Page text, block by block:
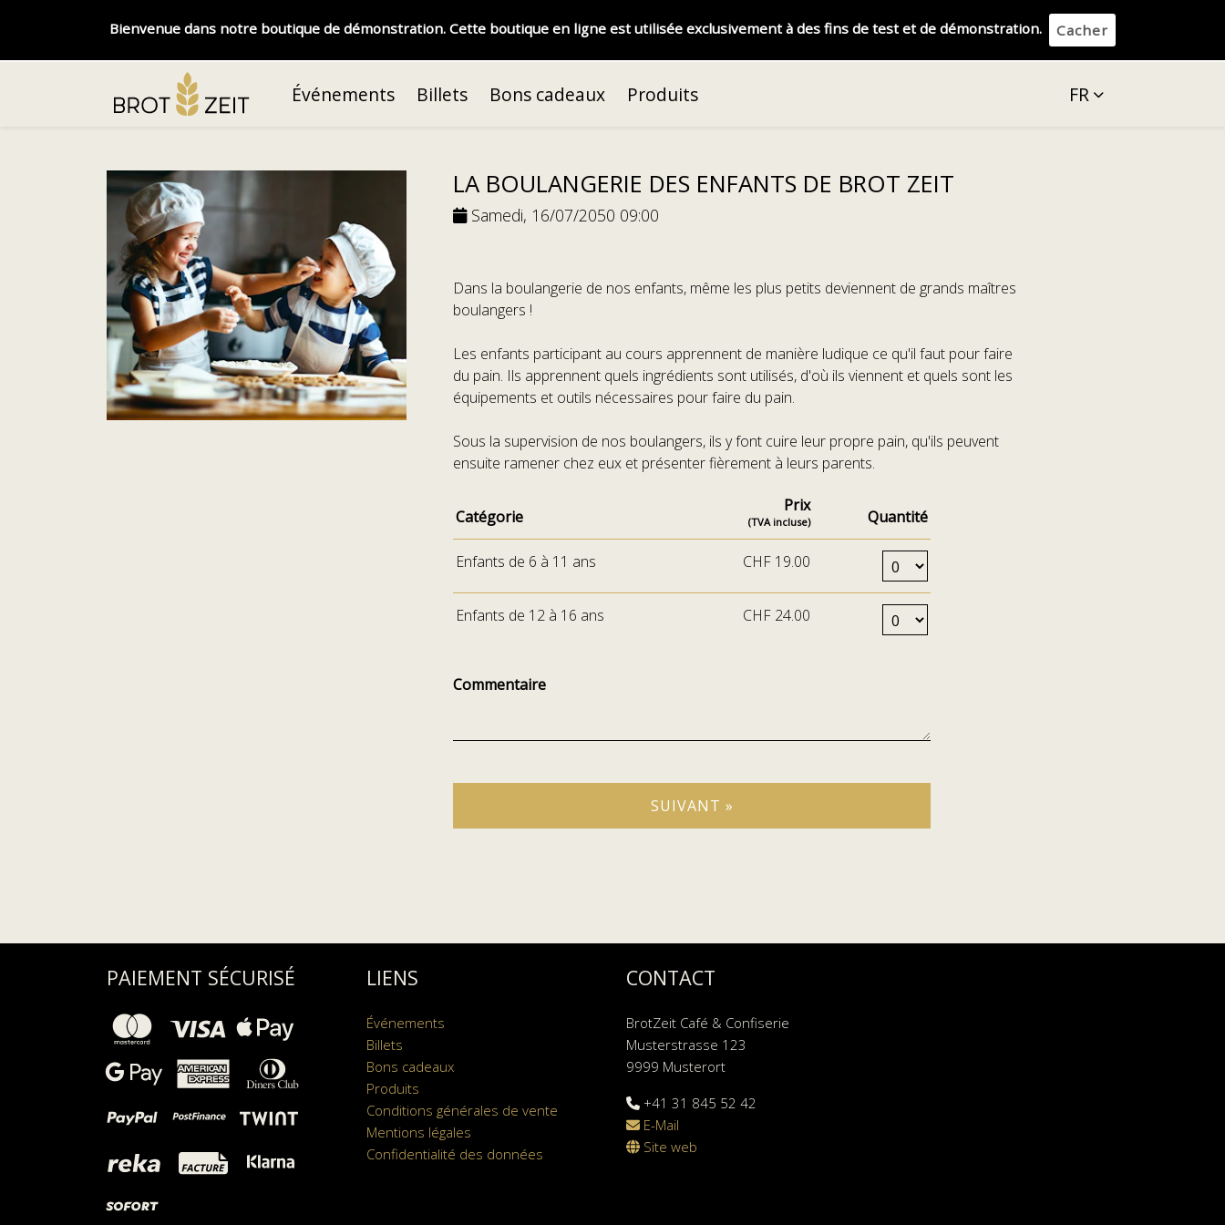
Bienvenue dans notre boutique de démonstration. Cette boutique en ligne est utilisée exclusivement à des fins de test et de démonstration. Cacher
Événements Billets Bons cadeaux Produits FR
LA BOULANGERIE DES ENFANTS DE BROT ZEIT
Samedi, 16/07/2050 09:00
Dans la boulangerie de nos enfants, même les plus petits deviennent de grands maîtres
boulangers !
Les enfants participant au cours apprennent de manière ludique ce qu'il faut pour faire
du pain. Ils apprennent quels ingrédients sont utilisés, d'où ils viennent et quels sont les
équipements et outils nécessaires pour faire du pain.
Sous la supervision de nos boulangers, ils y font cuire leur propre pain, qu'ils peuvent
ensuite ramener chez eux et présenter fièrement à leurs parents.
Catégorie
Prix
(TVA incluse) Quantité
Enfants de 6 à 11 ans CHF 19.00 Nombre de billets Enfants de 6 à 11 ans
Enfants de 12 à 16 ans CHF 24.00 Nombre de billets Enfants de 12 à 16 ans
Commentaire
SUIVANT »
PAIEMENT SÉCURISÉ LIENS
Événements
Billets
Bons cadeaux
Produits
Conditions générales de vente
Mentions légales
Confidentialité des données
CONTACT
BrotZeit Café & Confiserie
Musterstrasse 123
9999 Musterort
+41 31 845 52 42
E-Mail
Site web